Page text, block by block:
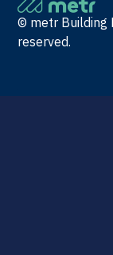
© metr Building
reserved.